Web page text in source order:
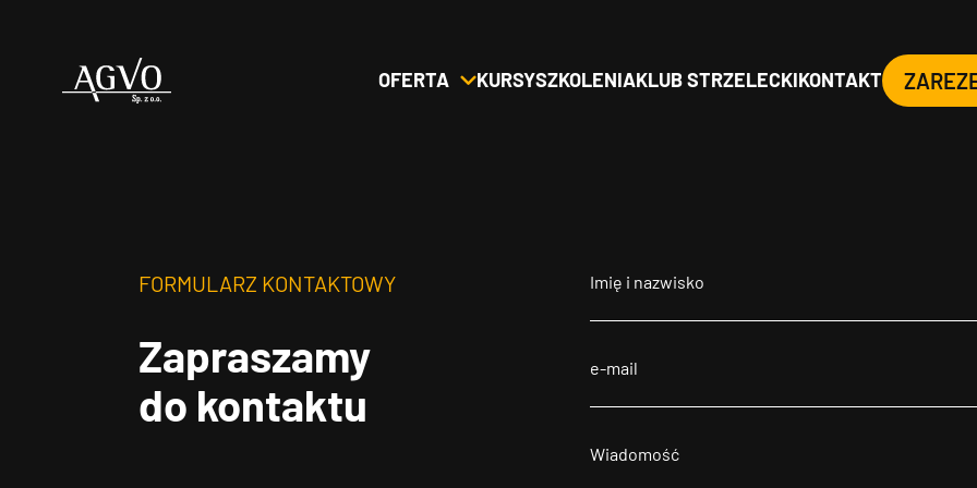
Header
OFERTA KURSYSZKOLENIAKLUB STRZELECKIKONTAKT
FORMULARZ KONTAKTOWY
Zapraszamy
do kontaktu